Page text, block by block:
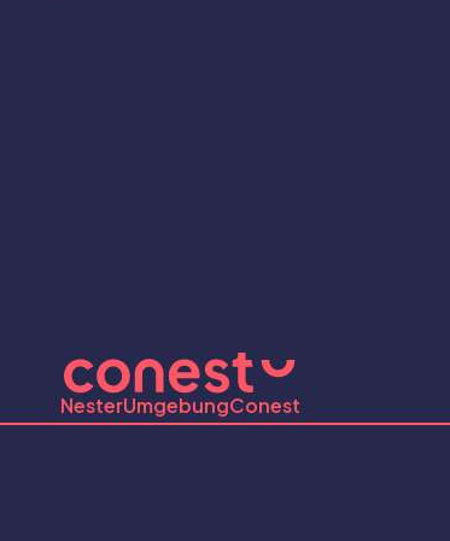
NesterUmgebungConest